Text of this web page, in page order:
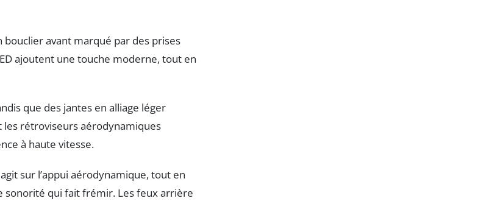
bouclier avant marqué par des prises
ajoutent une touche moderne, tout en
que des jantes en alliage léger
rétroviseurs aérodynamiques
à haute vitesse.
sur l’appui aérodynamique, tout en
sonorité qui fait frémir. Les feux arrière